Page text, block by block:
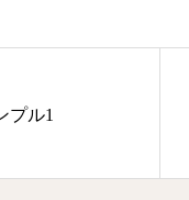
プル1